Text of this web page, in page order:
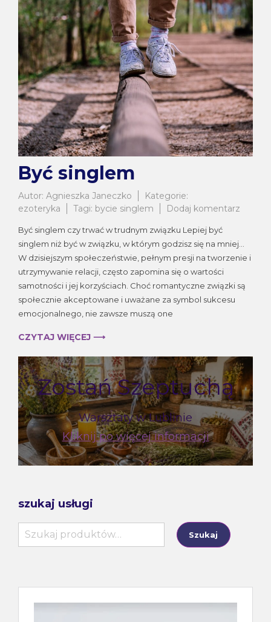
Być singlem
Autor: Agnieszka Janeczko
Kategorie:
ezoteryka
Tagi: bycie singlem Dodaj komentarz
Być singlem czy trwać w trudnym związku Lepiej być
singlem niż być w związku, w którym godzisz się na mniej…
W dzisiejszym społeczeństwie, pełnym presji na tworzenie i
utrzymywanie relacji, często zapomina się o wartości
samotności i jej korzyściach. Choć romantyczne związki są
społecznie akceptowane i uważane za symbol sukcesu
emocjonalnego, nie zawsze muszą one
CZYTAJ WIĘCEJ ⟶
Zostań Szeptuchą
Warsztaty w Lublinie
Kliknij po więcej informacji
szukaj usługi
Szukaj:
Szukaj